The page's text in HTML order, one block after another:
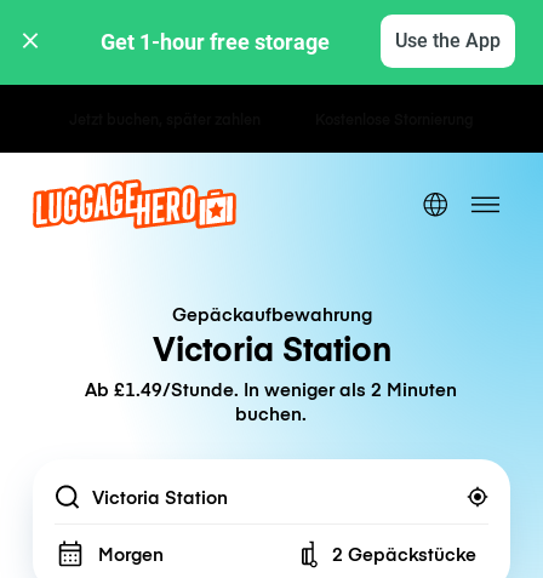
Get 1-hour free storage Use the App
Gepäckaufbewahrung
Victoria Station
Ab £1.49/Stunde. In weniger als 2 Minuten
buchen.
Location
Morgen Number of bags
2 Gepäckstücke